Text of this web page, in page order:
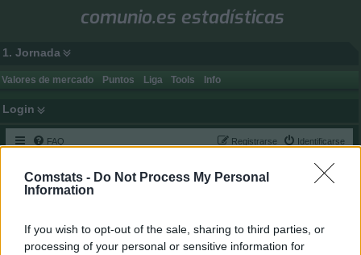
Comstats - Do Not Process My Personal
Information
If you wish to opt-out of the sale, sharing to third parties, or
processing of your personal or sensitive information for
comunio.es estadísticas
1. Jornada
Valores de mercado Puntos Liga Tools Info
Login
FAQ Identificarse
Registrarse
Fecha actual 07 Ago 2026, 05:03
Foro
Noticias de LaLiga